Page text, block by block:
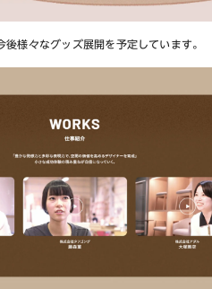
様々なグッズ展開を予定しています。